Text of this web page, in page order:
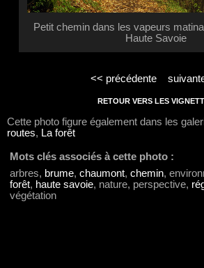
Petit chemin dans les vapeurs
Haute Savoie
<< précédente
RETOUR VERS LES
Cette photo figure également dans les
routes, La forêt
Mots clés associés à cette photo :
arbres, brume, chaumont, chemin,
forêt, haute savoie, nature, perspective,
végétation